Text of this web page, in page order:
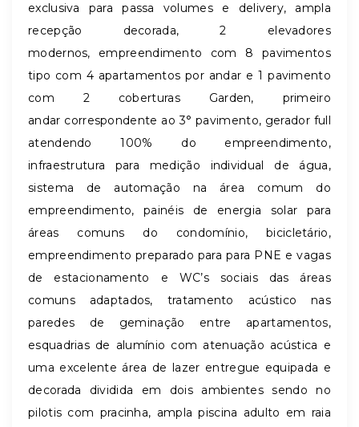
exclusiva para passa volumes e delivery, ampla
recepção decorada, 2 elevadores
modernos, empreendimento com 8 pavimentos
tipo com 4 apartamentos por andar e 1 pavimento
com 2 coberturas Garden, primeiro
andar correspondente ao 3° pavimento, gerador full
atendendo 100% do empreendimento,
infraestrutura para medição individual de água,
sistema de automação na área comum do
empreendimento, painéis de energia solar para
áreas comuns do condomínio, bicicletário,
empreendimento preparado para para PNE e vagas
de estacionamento e WC’s sociais das áreas
comuns adaptados, tratamento acústico nas
paredes de geminação entre apartamentos,
esquadrias de alumínio com atenuação acústica e
uma excelente área de lazer entregue equipada e
decorada dividida em dois ambientes sendo no
pilotis com pracinha, ampla piscina adulto em raia